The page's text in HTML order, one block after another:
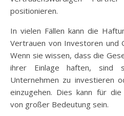
positionieren.
In vielen Fällen kann die
Vertrauen von Investoren und
Wenn sie wissen, dass die
ihrer Einlage haften,
Unternehmen zu investieren
einzugehen. Dies kann für die
von großer Bedeutung sein.